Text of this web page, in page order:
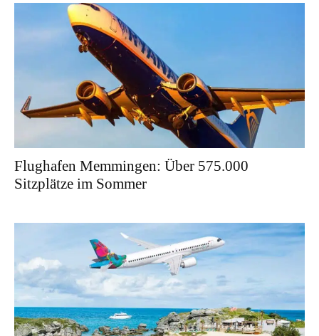
Flughafen Memmingen: Über 575.000
Sitzplätze im Sommer